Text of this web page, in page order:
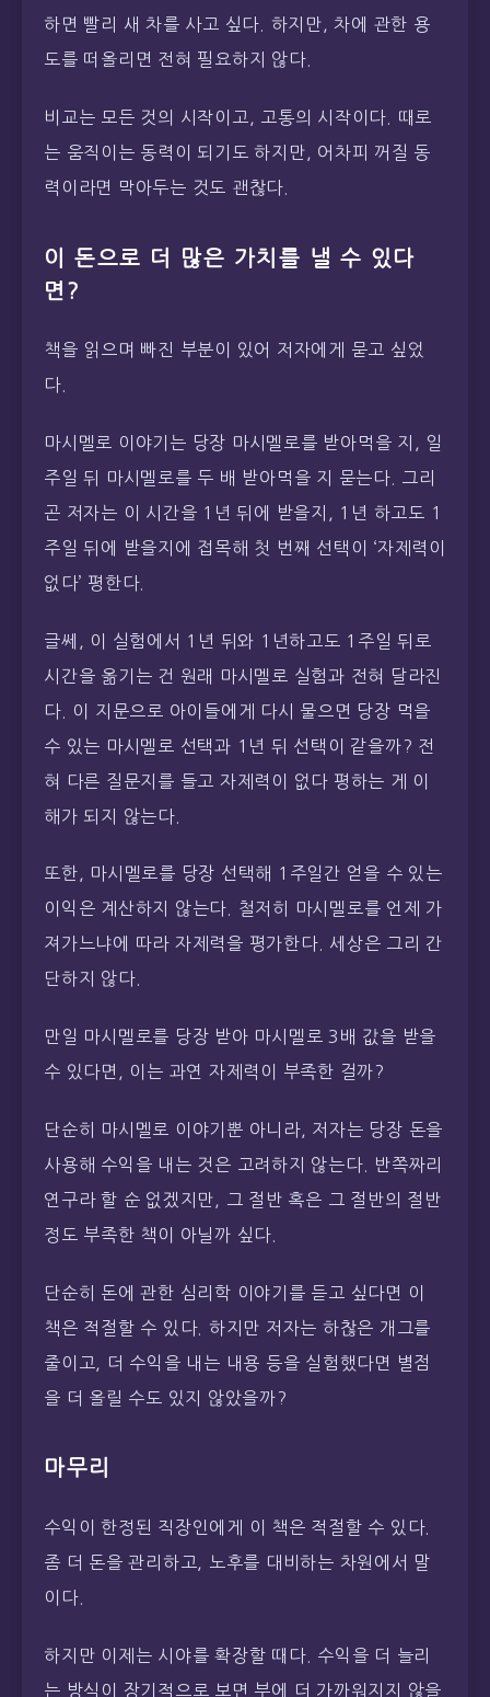
하면 빨리 새 차를 사고 싶다. 하지만, 차에 관한 용
도를 떠올리면 전혀 필요하지 않다.
비교는 모든 것의 시작이고, 고통의 시작이다. 때로
는 움직이는 동력이 되기도 하지만, 어차피 꺼질 동
력이라면 막아두는 것도 괜찮다.
이 돈으로 더 많은 가치를 낼 수 있다
면?
책을 읽으며 빠진 부분이 있어 저자에게 묻고 싶었
다.
마시멜로 이야기는 당장 마시멜로를 받아먹을 지, 일
주일 뒤 마시멜로를 두 배 받아먹을 지 묻는다. 그리
곤 저자는 이 시간을 1년 뒤에 받을지, 1년 하고도 1
주일 뒤에 받을지에 접목해 첫 번째 선택이 ‘자제력이
없다’ 평한다.
글쎄, 이 실험에서 1년 뒤와 1년하고도 1주일 뒤로
시간을 옮기는 건 원래 마시멜로 실험과 전혀 달라진
다. 이 지문으로 아이들에게 다시 물으면 당장 먹을
수 있는 마시멜로 선택과 1년 뒤 선택이 같을까? 전
혀 다른 질문지를 들고 자제력이 없다 평하는 게 이
해가 되지 않는다.
또한, 마시멜로를 당장 선택해 1주일간 얻을 수 있는
이익은 계산하지 않는다. 철저히 마시멜로를 언제 가
져가느냐에 따라 자제력을 평가한다. 세상은 그리 간
단하지 않다.
만일 마시멜로를 당장 받아 마시멜로 3배 값을 받을
수 있다면, 이는 과연 자제력이 부족한 걸까?
단순히 마시멜로 이야기뿐 아니라, 저자는 당장 돈을
사용해 수익을 내는 것은 고려하지 않는다. 반쪽짜리
연구라 할 순 없겠지만, 그 절반 혹은 그 절반의 절반
정도 부족한 책이 아닐까 싶다.
단순히 돈에 관한 심리학 이야기를 듣고 싶다면 이
책은 적절할 수 있다. 하지만 저자는 하찮은 개그를
줄이고, 더 수익을 내는 내용 등을 실험했다면 별점
을 더 올릴 수도 있지 않았을까?
마무리
수익이 한정된 직장인에게 이 책은 적절할 수 있다.
좀 더 돈을 관리하고, 노후를 대비하는 차원에서 말
이다.
하지만 이제는 시야를 확장할 때다. 수익을 더 늘리
는 방식이 장기적으로 보면 부에 더 가까워지지 않을